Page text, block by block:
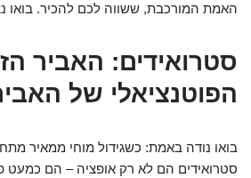
האמת המורכבת, ששווה לכם להכיר. בואו
סטרואידים: האביר
הפוטנציאלי של
בואו נודה באמת: כשגידול מוחי ממאיר
סטרואידים הם לא רק אופציה – הם כמעט